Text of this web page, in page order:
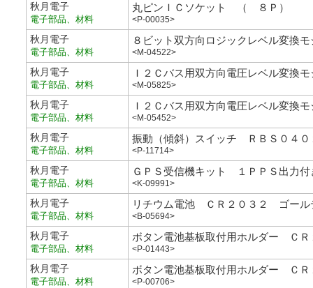
秋月電子
電子部品、材料
丸ピンＩＣソケット （ ８Ｐ）
<P-00035>
秋月電子
電子部品、材料
８ビット双方向ロジックレベル変換
<M-04522>
秋月電子
電子部品、材料
Ｉ２Ｃバス用双方向電圧レベル変換
<M-05825>
秋月電子
電子部品、材料
Ｉ２Ｃバス用双方向電圧レベル変換
<M-05452>
秋月電子
電子部品、材料
振動（傾斜）スイッチ ＲＢＳ０４０
<P-11714>
秋月電子
電子部品、材料
ＧＰＳ受信機キット １ＰＰＳ出力
<K-09991>
秋月電子
電子部品、材料
リチウム電池 ＣＲ２０３２ ゴー
<B-05694>
秋月電子
電子部品、材料
ボタン電池基板取付用ホルダー ＣＲ
<P-01443>
秋月電子
電子部品、材料
ボタン電池基板取付用ホルダー ＣＲ
<P-00706>